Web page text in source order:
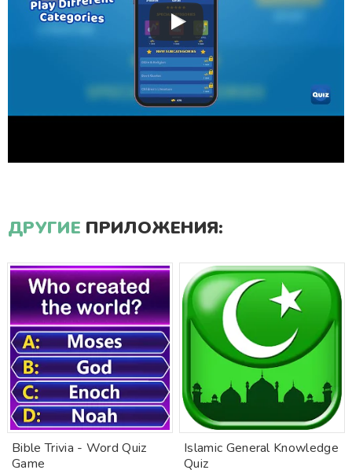
ДРУГИЕ ПРИЛОЖЕНИЯ:
Bible Trivia - Word Quiz
Game
Islamic General Knowledge
Quiz